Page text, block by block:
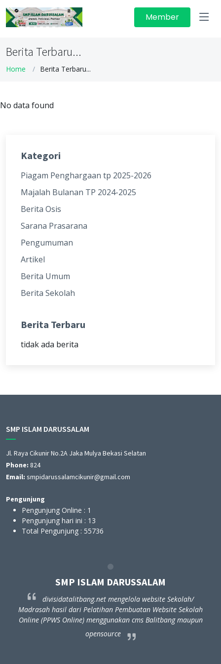
Member
Berita Terbaru...
Home Berita Terbaru...
No data found
Kategori
Piagam Penghargaan tp 2025-2026
Majalah Bulanan TP 2024-2025
Berita Osis
Sarana Prasarana
Pengumuman
Artikel
Berita Umum
Berita Sekolah
Berita Terbaru
tidak ada berita
SMP ISLAM DARUSSALAM
Jl. Raya Cikunir No.2A Jaka Mulya Bekasi Selatan
Phone: 824
Email: smpidarussalamcikunir@gmail.com
Pengunjung
Pengunjung Online : 1
Pengunjung hari ini : 13
Total Pengunjung : 55736
SMP ISLAM DARUSSALAM
divisidatalitbang.net mengelola website Sekolah/
Madrasah hasil dari Pelatihan Pembuatan Website Sekolah
Online (PPWS Online) menggunakan cms Balitbang maupun
opensource